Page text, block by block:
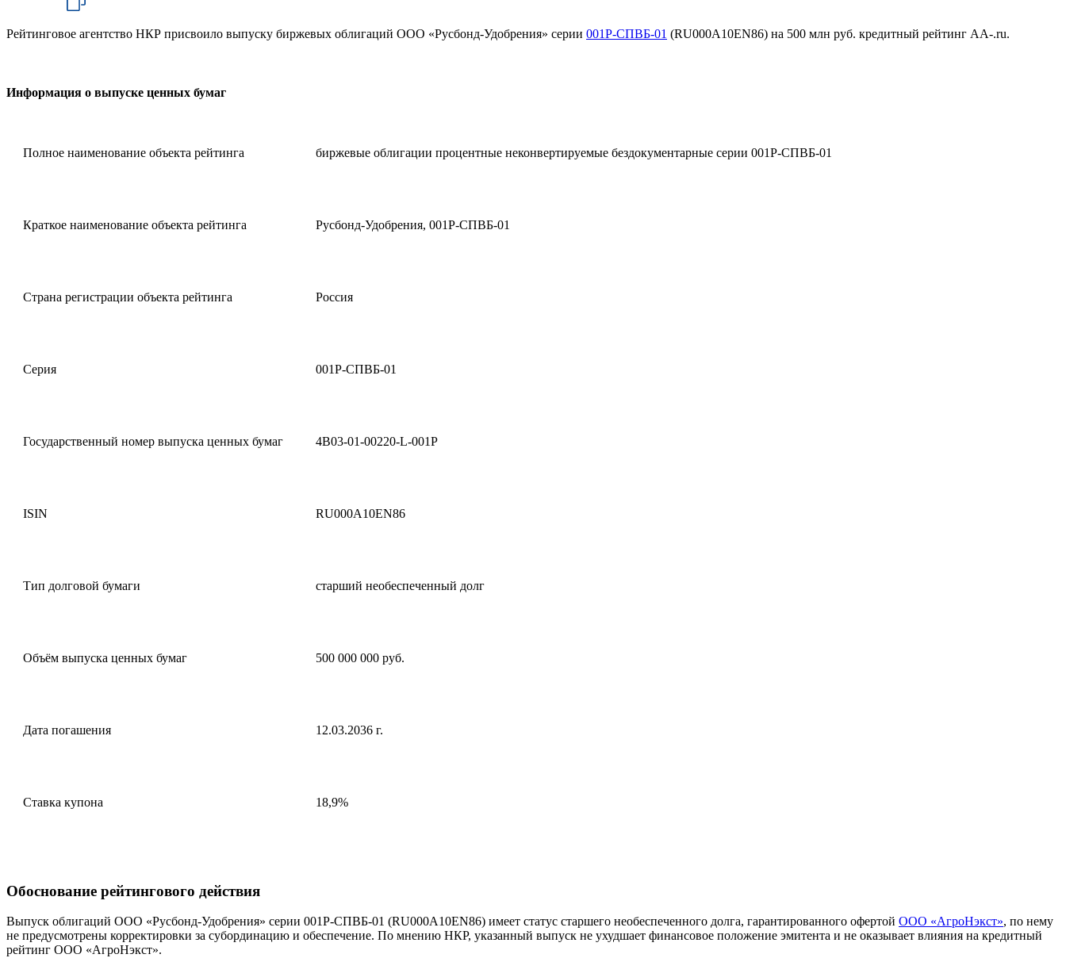
Рейтинговое агентство НКР присвоило выпуску биржевых облигаций ООО «Русбонд-Удобрения» серии 001Р-СПВБ-01 (RU000A10EN86) на 500 млн руб. кредитный рейтинг AA-.ru.
Информация о выпуске ценных бумаг
Полное наименование объекта рейтинга биржевые облигации процентные неконвертируемые бездокументарные серии 001Р-СПВБ-01
Краткое наименование объекта рейтинга Русбонд-Удобрения, 001Р-СПВБ-01
Страна регистрации объекта рейтинга Россия
Серия 001Р-СПВБ-01
Государственный номер выпуска ценных бумаг 4B03-01-00220-L-001P
ISIN RU000A10EN86
Тип долговой бумаги старший необеспеченный долг
Объём выпуска ценных бумаг 500 000 000 руб.
Дата погашения 12.03.2036 г.
Ставка купона 18,9%
Обоснование рейтингового действия
Выпуск облигаций ООО «Русбонд-Удобрения» серии 001Р-СПВБ-01 (RU000A10EN86) имеет статус старшего необеспеченного долга, гарантированного офертой ООО «АгроНэкст», по нему
не предусмотрены корректировки за субординацию и обеспечение. По мнению НКР, указанный выпуск не ухудшает финансовое положение эмитента и не оказывает влияния на кредитный
рейтинг ООО «АгроНэкст».